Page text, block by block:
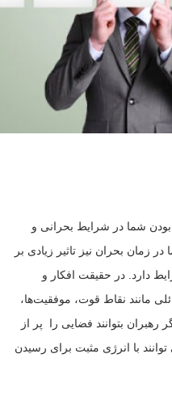
شما در شرایط بحرانی و
بحران نیز تاثیر زیادی بر
دارد. در حقیقت افکار و
مانند نقاط قوت، موفقیت‌ها،
بتوانند فضایی را پر از
با انرژی مثبت برای رسیدن